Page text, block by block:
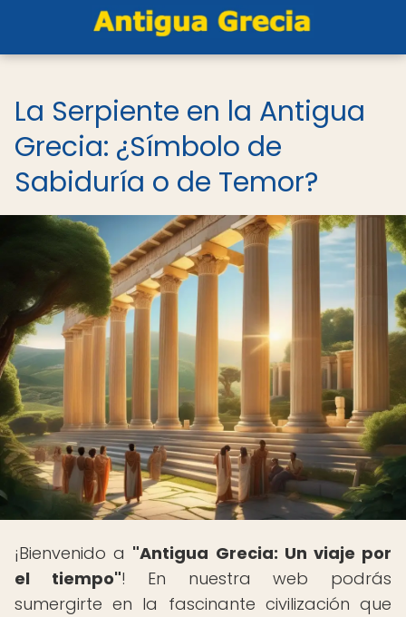
La Serpiente en la Antigua
Grecia: ¿Símbolo de
Sabiduría o de Temor?
¡Bienvenido a "Antigua Grecia: Un viaje por
el tiempo"! En nuestra web podrás
sumergirte en la fascinante civilización que